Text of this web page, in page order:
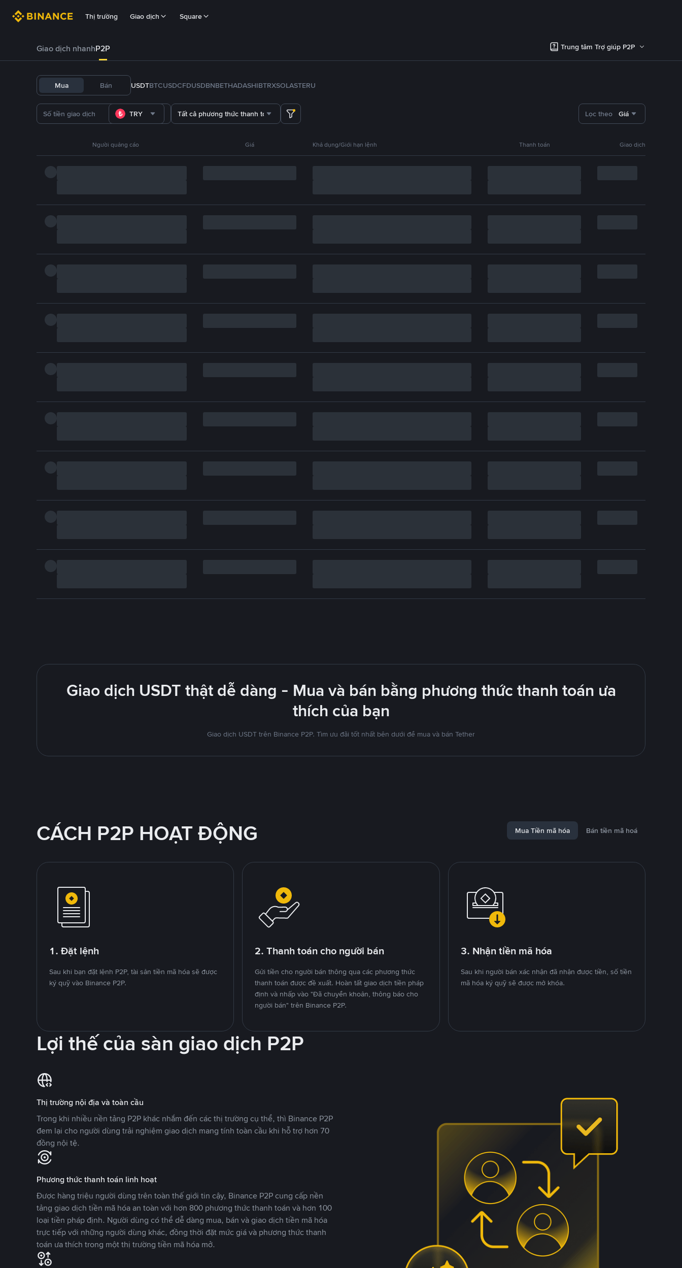
Thị trường Giao dịch Square
Giao dịch nhanhP2P Trung tâm Trợ giúp P2P
Mua Bán USDTBTCUSDCFDUSDBNBETHADASHIBTRXSOLASTERU
TRY Tất cả phương thức thanh toán Lọc theo Giá
Người quảng cáo Giá Khả dụng/Giới hạn lệnh Thanh toán Giao dịch
Giao dịch USDT thật dễ dàng - Mua và bán bằng phương thức thanh toán ưa
thích của bạn
Giao dịch USDT trên Binance P2P. Tìm ưu đãi tốt nhất bên dưới để mua và bán Tether
CÁCH P2P HOẠT ĐỘNG Mua Tiền mã hóa Bán tiền mã hoá
1. Đặt lệnh
Sau khi bạn đặt lệnh P2P, tài sản tiền mã hóa sẽ được
ký quỹ vào Binance P2P.
2. Thanh toán cho người bán
Gửi tiền cho người bán thông qua các phương thức
thanh toán được đề xuất. Hoàn tất giao dịch tiền pháp
định và nhấp vào "Đã chuyển khoản, thông báo cho
người bán" trên Binance P2P.
3. Nhận tiền mã hóa
Sau khi người bán xác nhận đã nhận được tiền, số tiền
mã hóa ký quỹ sẽ được mở khóa.
Lợi thế của sàn giao dịch P2P
Thị trường nội địa và toàn cầu
Trong khi nhiều nền tảng P2P khác nhắm đến các thị trường cụ thể, thì Binance P2P
đem lại cho người dùng trải nghiệm giao dịch mang tính toàn cầu khi hỗ trợ hơn 70
đồng nội tệ.
Phương thức thanh toán linh hoạt
Được hàng triệu người dùng trên toàn thế giới tin cậy, Binance P2P cung cấp nền
tảng giao dịch tiền mã hóa an toàn với hơn 800 phương thức thanh toán và hơn 100
loại tiền pháp định. Người dùng có thể dễ dàng mua, bán và giao dịch tiền mã hóa
trực tiếp với những người dùng khác, đồng thời đặt mức giá và phương thức thanh
toán ưa thích trong một thị trường tiền mã hóa mở.